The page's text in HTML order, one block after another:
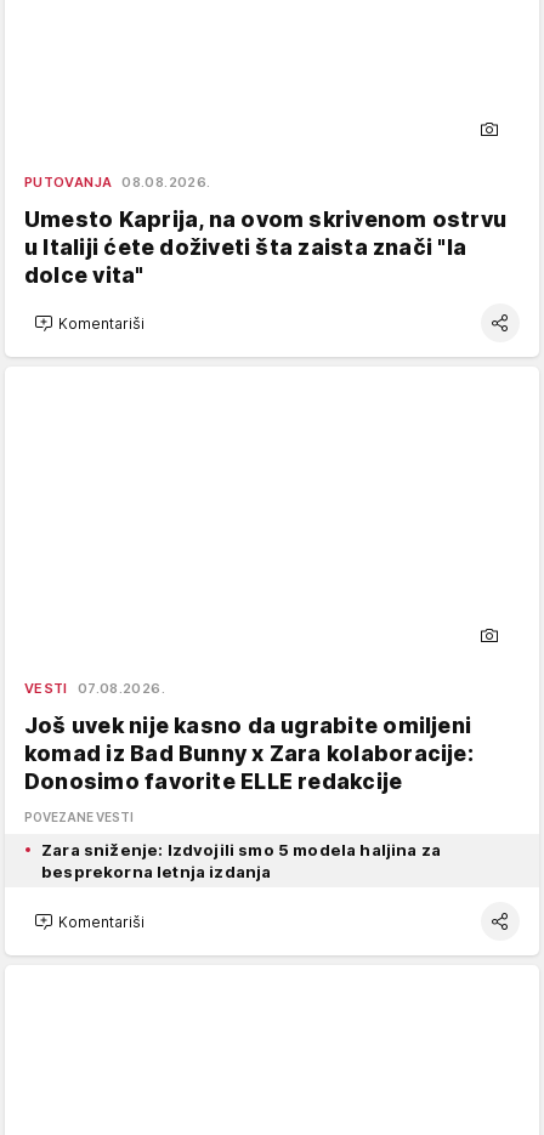
PUTOVANJA 08.08.2026.
Umesto Kaprija, na ovom skrivenom ostrvu
u Italiji ćete doživeti šta zaista znači "la
dolce vita"
Komentariši
VESTI 07.08.2026.
Još uvek nije kasno da ugrabite omiljeni
komad iz Bad Bunny x Zara kolaboracije:
Donosimo favorite ELLE redakcije
POVEZANE VESTI
Zara sniženje: Izdvojili smo 5 modela haljina za
besprekorna letnja izdanja
Komentariši